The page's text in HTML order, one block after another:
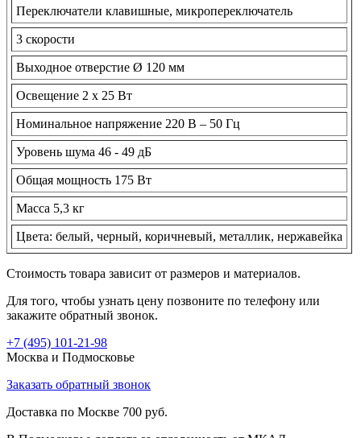
Переключатели клавишные, микропереключатель
3 скорости
Выходное отверстие Ø 120 мм
Освещение 2 х 25 Вт
Номинальное напряжение 220 В – 50 Гц
Уровень шума 46 - 49 дБ
Общая мощность 175 Вт
Масса 5,3 кг
Цвета: белый, черный, коричневый, металлик, нержавейка
Стоимость товара зависит от размеров и материалов.
Для того, чтобы узнать цену позвоните по телефону или
закажите обратный звонок.
+7 (495) 101-21-98
Москва и Подмосковье
Заказать обратный звонок
Доставка по Москве 700 руб.